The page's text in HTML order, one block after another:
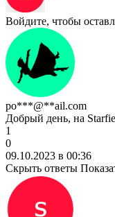
Войдите, чтобы
po***@**ail.com
Добрый день, на
1
0
09.10.2023 в 00:36
Скрыть ответы